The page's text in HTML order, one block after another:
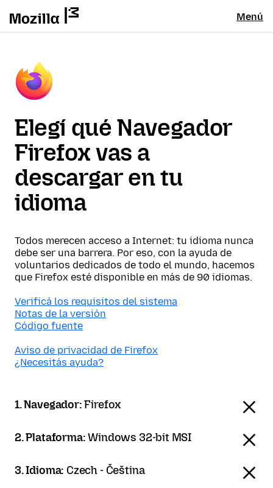
Menú
Elegí qué Navegador
Firefox vas a
descargar en tu
idioma
Todos merecen acceso a Internet: tu idioma nunca
debe ser una barrera. Por eso, con la ayuda de
voluntarios dedicados de todo el mundo, hacemos
que Firefox esté disponible en más de 90 idiomas.
Verificá los requisitos del sistema
Notas de la versión
Código fuente
Aviso de privacidad de Firefox
¿Necesitás ayuda?
1. Navegador:Firefox
2. Plataforma:Windows 32-bit MSI
3. Idioma: Czech - Čeština